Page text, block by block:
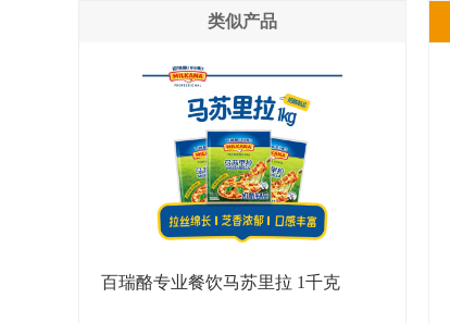
类似产品
百瑞酪专业餐饮马苏里拉 1千克